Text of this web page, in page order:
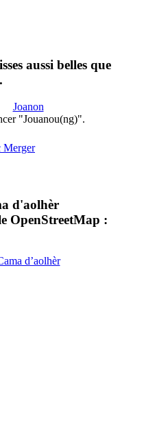
aussi belles que
Joanon
"Jouanou(ng)".
Merger
d'aolhèr
OpenStreetMap :
d’aolhèr